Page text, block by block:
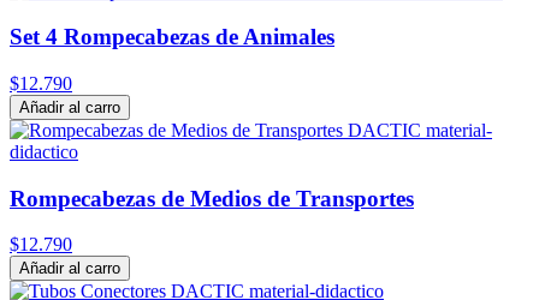
Set 4 Rompecabezas de Animales
$12.790
Añadir al carro
Rompecabezas de Medios de Transportes
$12.790
Añadir al carro